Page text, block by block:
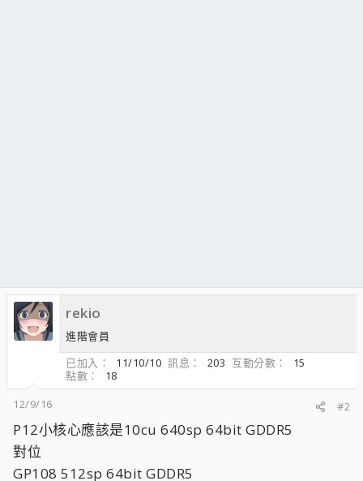
rekio
進階會員
已加入
11/10/10 訊息 203 互動分數
15
點數
18
12/9/16
#2
P12小核心應該是10cu 640sp 64bit GDDR5
對位
GP108 512sp 64bit GDDR5